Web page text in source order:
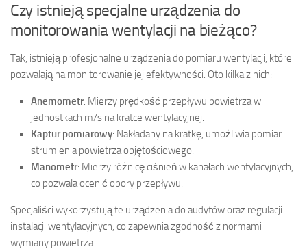
Czy istnieją specjalne urządzenia do
monitorowania wentylacji na bieżąco?
Tak, istnieją profesjonalne urządzenia do pomiaru wentylacji, które
pozwalają na monitorowanie jej efektywności. Oto kilka z nich:
Anemometr: Mierzy prędkość przepływu powietrza w
jednostkach m/s na kratce wentylacyjnej.
Kaptur pomiarowy: Nakładany na kratkę, umożliwia pomiar
strumienia powietrza objętościowego.
Manometr: Mierzy różnicę ciśnień w kanałach wentylacyjnych,
co pozwala ocenić opory przepływu.
Specjaliści wykorzystują te urządzenia do audytów oraz regulacji
instalacji wentylacyjnych, co zapewnia zgodność z normami
wymiany powietrza.